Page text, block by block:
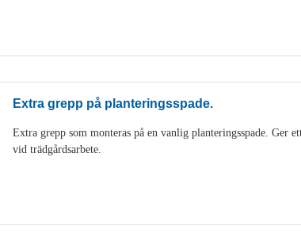
Extra grepp på planteringsspade.
Extra grepp som monteras på en vanlig planteringsspade. Ger
vid trädgårdsarbete.